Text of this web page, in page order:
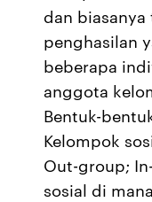
dan
penghasilan
beberapa
anggota
Bentuk-
Kelompok
Out-group;
sosial di